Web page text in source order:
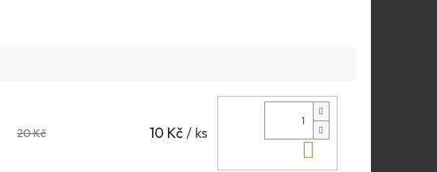
20 Kč 10 Kč/ ks